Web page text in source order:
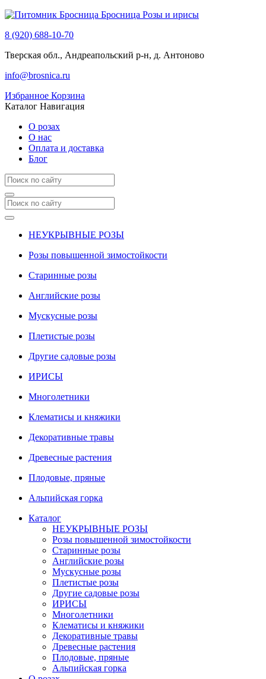
Бросница Розы и ирисы
8 (920) 688-10-70
Тверская обл., Андреапольский р-н, д. Антоново
info@brosnica.ru
Избранное Корзина
Каталог Навигация
О розах
О нас
Оплата и доставка
Блог
НЕУКРЫВНЫЕ РОЗЫ
Розы повышенной зимостойкости
Старинные розы
Английские розы
Мускусные розы
Плетистые розы
Другие садовые розы
ИРИСЫ
Многолетники
Клематисы и княжики
Декоративные травы
Древесные растения
Плодовые, пряные
Альпийская горка
Каталог
НЕУКРЫВНЫЕ РОЗЫ
Розы повышенной зимостойкости
Старинные розы
Английские розы
Мускусные розы
Плетистые розы
Другие садовые розы
ИРИСЫ
Многолетники
Клематисы и княжики
Декоративные травы
Древесные растения
Плодовые, пряные
Альпийская горка